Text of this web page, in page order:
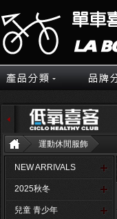
運動休閒服飾
NEW ARRIVALS
2025秋冬
兒童 青少年